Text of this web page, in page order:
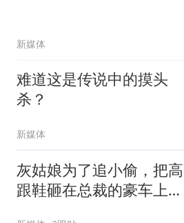
新媒体
难道这是传说中的摸头
杀？
新媒体
灰姑娘为了追小偷，把高
跟鞋砸在总裁的豪车上，